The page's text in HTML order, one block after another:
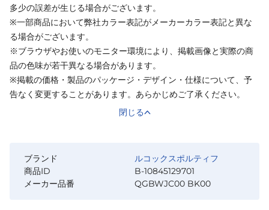
多少の誤差が生じる場合がございます。
※一部商品において弊社カラー表記がメーカーカラー表記と異な
る場合がございます。
※ブラウザやお使いのモニター環境により、掲載画像と実際の商
品の色味が若干異なる場合があります。
※掲載の価格・製品のパッケージ・デザイン・仕様について、予
告なく変更することがあります。あらかじめご了承ください。
閉じる
ブランド
ルコックスポルティフ
商品ID
B-10845129701
メーカー品番
QGBWJC00 BK00